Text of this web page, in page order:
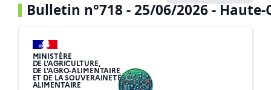
Bulletin n°718 - 25/06/2026 - Haute-
MINISTÈRE
DE L'AGRICULTURE,
DE L'AGRO-ALIMENTAIRE
ET DE LA SOUVERAINETÉ
ALIMENTAIRE